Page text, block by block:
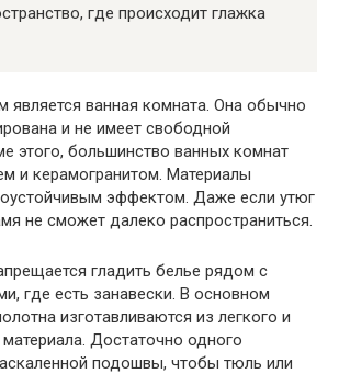
где происходит глажка
является ванная комната. Она обычно
и не имеет свободной
этого, большинство ванных комнат
и керамогранитом. Материалы
эффектом. Даже если утюг
не сможет далеко распространиться.
гладить белье рядом с
где есть занавески. В основном
изготавливаются из легкого и
Достаточно одного
подошвы, чтобы тюль или